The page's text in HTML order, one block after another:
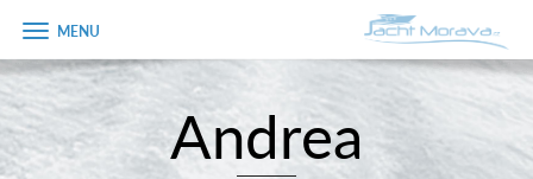
Úvodní strana
Zobrazit
menu
Andrea